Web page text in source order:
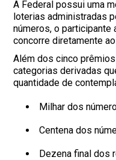
A Federal possui uma
loterias administradas
números, o participante
concorre diretamente
Além dos cinco
categorias derivadas
quantidade de
Milhar dos
Centena dos
Dezena final dos